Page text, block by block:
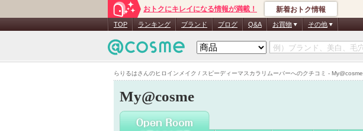
らりるはさんのヒロインメイク / スピーディーマスカラリムーバーへのクチコミ - My@cosme
おトクにキレイになる情報が満載！ 新着おトク情報
TOP ランキング ブランド ブログ Q&A お買物 その他
My@cosme
らりるはさん